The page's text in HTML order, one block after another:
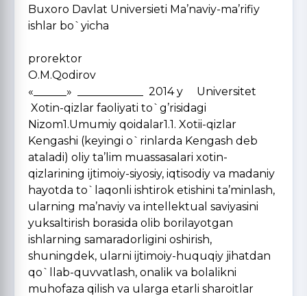
Buxoro Davlat Universieti Ma’naviy-ma’rifiy
ishlar bo`yicha
prorektor
O.M.Qodirov
«______» ____________ 2014 y Universitet
Xotin-qizlar faoliyati to`g’risidagi
Nizom1.Umumiy qoidalar1.1. Xotii-qizlar
Kengashi (keyingi o`rinlarda Kengash deb
ataladi) oliy ta’lim muassasalari xotin-
qizlarining ijtimoiy-siyosiy, iqtisodiy va madaniy
hayotda to`laqonli ishtirok etishini ta’minlash,
ularning ma’naviy va intellektual saviyasini
yuksaltirish borasida olib borilayotgan
ishlarning samaradorligini oshirish,
shuningdek, ularni ijtimoiy-huquqiy jihatdan
qo`llab-quvvatlash, onalik va bolalikni
muhofaza qilish va ularga etarli sharoitlar